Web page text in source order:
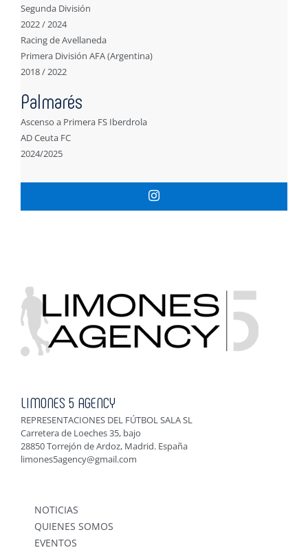
Segunda División
2022 / 2024
Racing de Avellaneda
Primera División AFA (Argentina)
2018 / 2022
Palmarés
Ascenso a Primera FS Iberdrola
AD Ceuta FC
2024/2025
LIMONES 5 AGENCY
REPRESENTACIONES DEL FÚTBOL SALA SL
Carretera de Loeches 35, bajo
28850 Torrejón de Ardoz, Madrid. España
limones5agency@gmail.com
NOTICIAS
QUIENES SOMOS
EVENTOS